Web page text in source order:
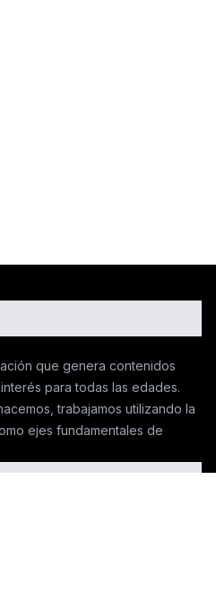
que genera contenidos
para todas las edades.
trabajamos utilizando la
ejes fundamentales de